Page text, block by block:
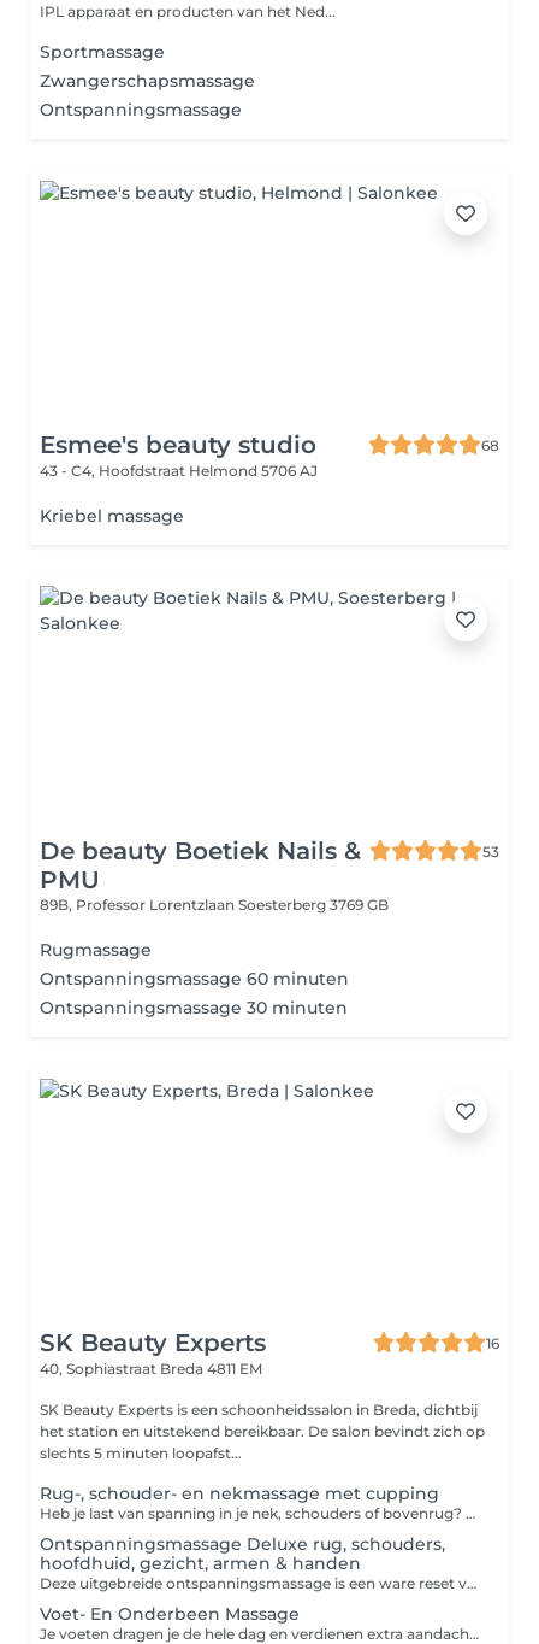
IPL apparaat en producten van het Ned...
Sportmassage
Zwangerschapsmassage
Ontspanningsmassage
Esmee's beauty studio
68
43 - C4, Hoofdstraat Helmond 5706 AJ
Kriebel massage
De beauty Boetiek Nails &
PMU
53
89B, Professor Lorentzlaan Soesterberg 3769 GB
Rugmassage
Ontspanningsmassage 60 minuten
Ontspanningsmassage 30 minuten
SK Beauty Experts
16
40, Sophiastraat Breda 4811 EM
SK Beauty Experts is een schoonheidssalon in Breda, dichtbij
het station en uitstekend bereikbaar. De salon bevindt zich op
slechts 5 minuten loopafst...
Rug-, schouder- en nekmassage met cupping
Heb je last van spanning in je nek, schouders of bovenrug? De rug- en schoudermassage is een ontspannende behandeling die vastzittende spieren losmaakt en opgebouwde stress vermindert. Tijdens deze massage combineer ik manuele massagetechnieken met cupping. Cupping stimuleert de doorbloeding, helpt afvalstoffen af te voeren en werkt diep in op verklevingen en spierspanning. Dit zorgt voor extra ontspanning en verlichting bij nek-, schouder- en rugklachten. Ideaal als je veel zit, achter een bureau werkt of regelmatig spanningshoofdpijn ervaart. Beperkingen: Niet geschikt bij zwangerschap, actieve acne op het te behandelen gebied, huidinfecties, koorts of ontstekingen. Goed om te weten: Draag bij voorkeur loszittende kleding. Voor de massage wordt gevraagd de bovenkleding uit te doen. Sieraden graag vooraf verwijderen. Geef eventuele klachten of blessures altijd vooraf door. Bij het gebruik van bloedverdunners zal de cupping worden weggelaten.
Ontspanningsmassage Deluxe rug, schouders,
hoofdhuid, gezicht, armen & handen
Deze uitgebreide ontspanningsmassage is een ware reset voor lichaam en geest. Rug en schouders worden los gemasseerd, gevolgd door een ontspannende massage van hoofdhuid, oren en gezicht. Ook armen en handen krijgen aandacht, waardoor je totale bovenlichaam ontspant. De combinatie van rustige, vloeiende bewegingen en gerichte druk zorgt voor diepe ontspanning en vermindering van stress. Ideaal als je veel in je hoofd zit en behoefte hebt aan rust. Beperkingen: Niet geschikt tijdens de zwangerschap, huidinfecties, koorts of ontstekingen. Goed om te weten: Draag loszittende kleding. Voor de massage wordt gevraagd de bovenkleding uit te doen. Sieraden graag vooraf afdoen. Deze behandeling is puur gericht op ontspanning en stressvermindering.
Voet- En Onderbeen Massage
Je voeten dragen je de hele dag en verdienen extra aandacht. Tijdens deze ontspannende massage worden voeten en onderbenen gemasseerd om spanning te verminderen en de doorbloeding te stimuleren. Ideaal bij vermoeide benen, veel staan of een zwaar gevoel in de onderbenen. De massage werkt ontspannend en verlichtend, terwijl je lichaam tot rust komt. Beperkingen: Niet geschikt bij spataderen in ernstige vorm, trombose, huidinfecties, wondjes of actieve ontstekingen aan voeten of onderbenen. Goed om te weten: Draag comfortabele kleding die makkelijk tot over de knie omhoog kan. Sieraden zoals enkelbandjes graag vooraf verwijderen. Geef medische aandoeningen altijd vooraf door.